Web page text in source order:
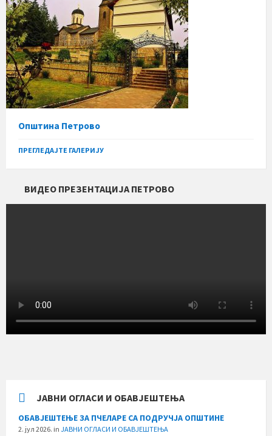
Општина Петрово
ПРЕГЛЕДАЈТЕ ГАЛЕРИЈУ
ВИДЕО ПРЕЗЕНТАЦИЈА ПЕТРОВО
ЈАВНИ ОГЛАСИ И ОБАВЈЕШТЕЊА
ОБАВЈЕШТЕЊЕ ЗА ПЧЕЛАРЕ СА ПОДРУЧЈА ОПШТИНЕ
2. јул 2026. in ЈАВНИ ОГЛАСИ И ОБАВЈЕШТЕЊА